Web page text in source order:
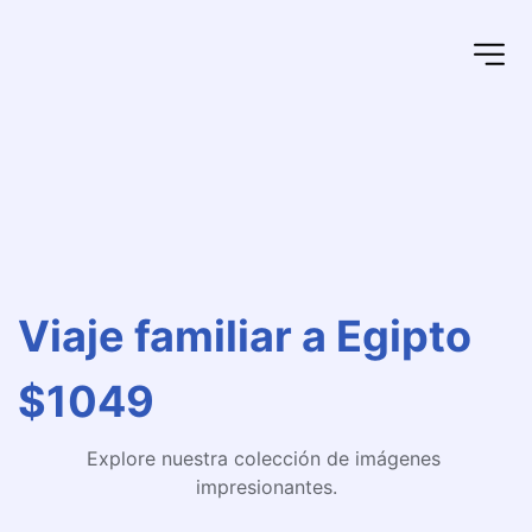
Viaje familiar a Egipto
$1049
Explore nuestra colección de imágenes
impresionantes.